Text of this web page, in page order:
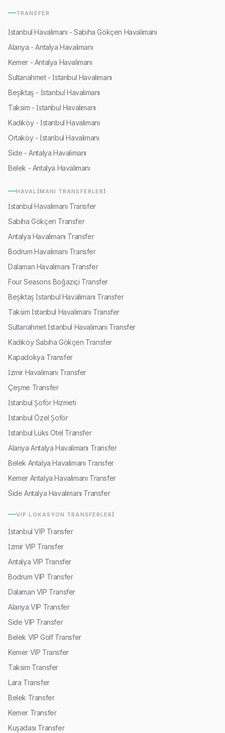
TRANSFER
İstanbul Havalimanı - Sabiha Gökçen Havalimanı
Alanya - Antalya Havalimanı
Kemer - Antalya Havalimanı
Sultanahmet - İstanbul Havalimanı
Beşiktaş - İstanbul Havalimanı
Taksim - İstanbul Havalimanı
Kadıköy - İstanbul Havalimanı
Ortaköy - İstanbul Havalimanı
Side - Antalya Havalimanı
Belek - Antalya Havalimanı
HAVALIMANI TRANSFERLERI
İstanbul Havalimanı Transfer
Sabiha Gökçen Transfer
Antalya Havalimanı Transfer
Bodrum Havalimanı Transfer
Dalaman Havalimanı Transfer
Four Seasons Boğaziçi Transfer
Beşiktaş İstanbul Havalimanı Transfer
Taksim İstanbul Havalimanı Transfer
Sultanahmet İstanbul Havalimanı Transfer
Kadıköy Sabiha Gökçen Transfer
Kapadokya Transfer
İzmir Havalimanı Transfer
Çeşme Transfer
İstanbul Şoför Hizmeti
İstanbul Özel Şoför
İstanbul Lüks Otel Transfer
Alanya Antalya Havalimanı Transfer
Belek Antalya Havalimanı Transfer
Kemer Antalya Havalimanı Transfer
Side Antalya Havalimanı Transfer
VIP LOKASYON TRANSFERLERI
İstanbul VIP Transfer
İzmir VIP Transfer
Antalya VIP Transfer
Bodrum VIP Transfer
Dalaman VIP Transfer
Alanya VIP Transfer
Side VIP Transfer
Belek VIP Golf Transfer
Kemer VIP Transfer
Taksim Transfer
Lara Transfer
Belek Transfer
Kemer Transfer
Kuşadası Transfer